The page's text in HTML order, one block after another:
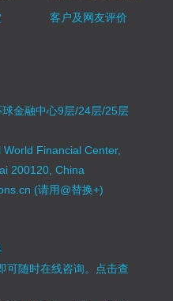
客户及网友评价
金融中心9层/24层/25层
Financial Center,
200120, China
(请用@替换+)
随时在线咨询。 点击查